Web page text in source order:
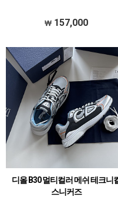
157,000
디올 B30 멀티컬러 메쉬 테크니
스니커즈